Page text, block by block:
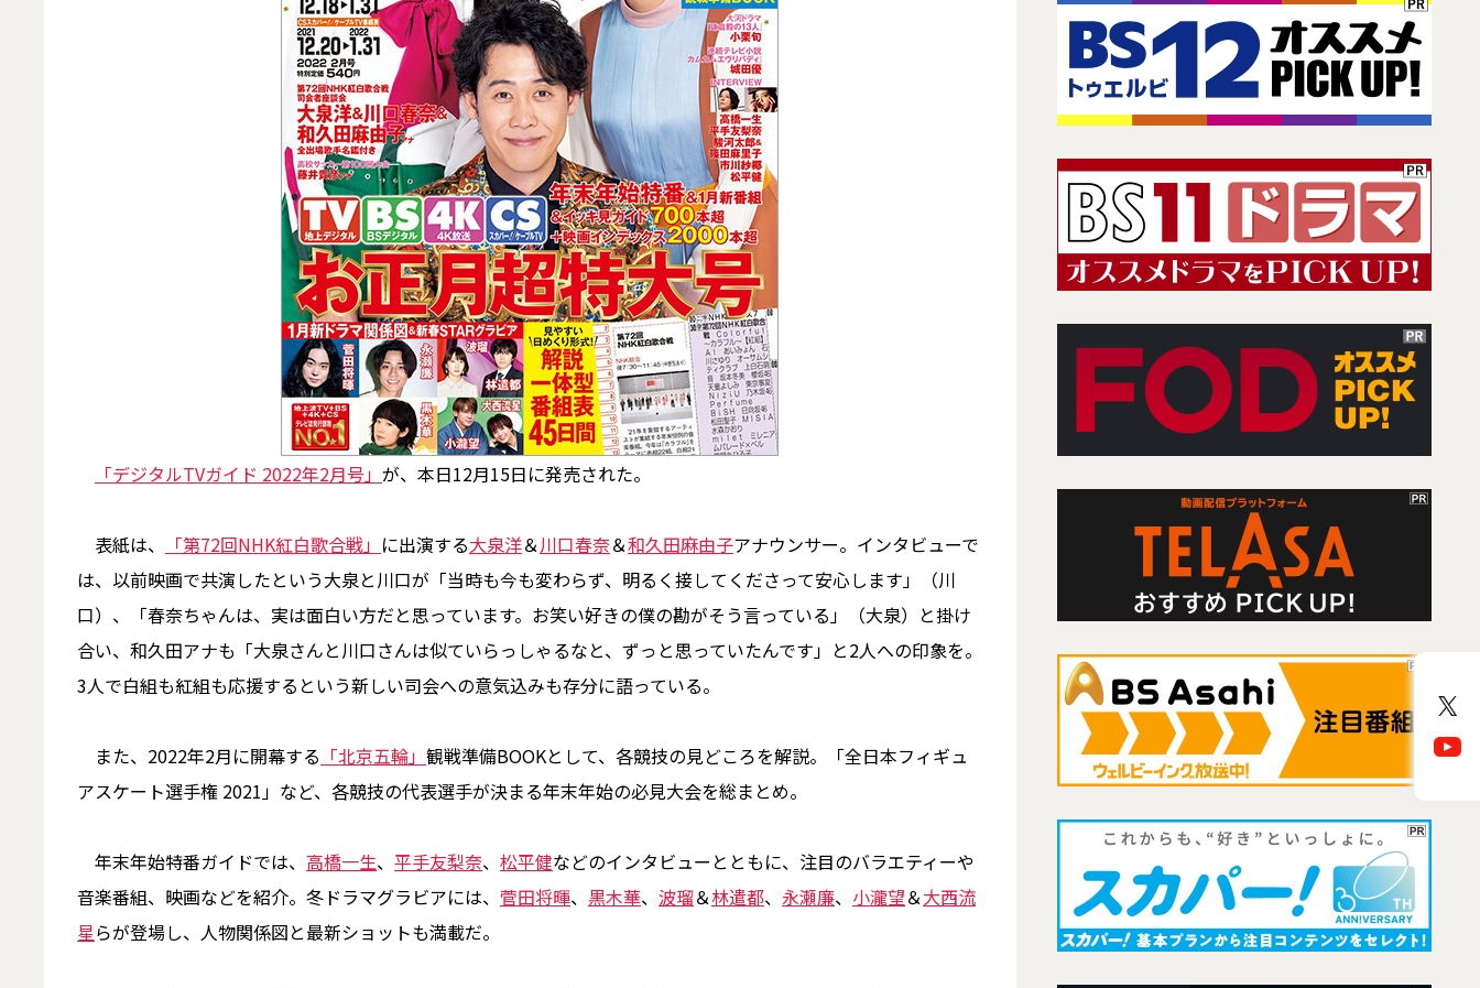
「デジタルTVガイド 2022年2月号」 が、本日12月15日に発売された。
表紙は、 「第72回NHK紅白歌合戦」 に出演する大泉洋＆川口春奈＆和久田麻由子アナウンサー。インタビューで
は、以前映画で共演したという大泉と川口が「当時も今も変わらず、明るく接してくださって安心します」（川
口）、「春奈ちゃんは、実は面白い方だと思っています。お笑い好きの僕の勘がそう言っている」（大泉）と掛け
合い、和久田アナも「大泉さんと川口さんは似ていらっしゃるなと、ずっと思っていたんです」と2人への印象を。
3人で白組も紅組も応援するという新しい司会への意気込みも存分に語っている。
また、2022年2月に開幕する 「北京五輪」 観戦準備BOOKとして、各競技の見どころを解説。「全日本フィギュ
アスケート選手権 2021」など、各競技の代表選手が決まる年末年始の必見大会を総まとめ。
年末年始特番ガイドでは、 高橋一生、 平手友梨奈、 松平健などのインタビューとともに、注目のバラエティーや
音楽番組、映画などを紹介。冬ドラマグラビアには、 菅田将暉、 黒木華、 波瑠＆林遣都、 永瀬廉、 小瀧望＆大西流
星らが登場し、人物関係図と最新ショットも満載だ。